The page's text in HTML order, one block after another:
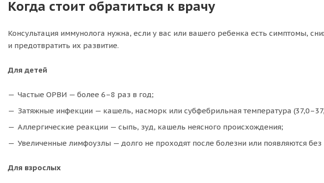
Когда стоит обратиться к врачу
Консультация иммунолога нужна, если у вас или вашего ребенка есть симптомы,
и предотвратить их развитие.
Для детей
Частые ОРВИ — более 6–8 раз в год;
Затяжные инфекции — кашель, насморк или субфебрильная температура
Аллергические реакции — сыпь, зуд, кашель неясного происхождения;
Увеличенные лимфоузлы — долго не проходят после болезни или появляются без
Для взрослых